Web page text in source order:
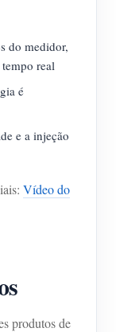
do medidor,
real
é
e a injeção
Vídeo do
produtos de